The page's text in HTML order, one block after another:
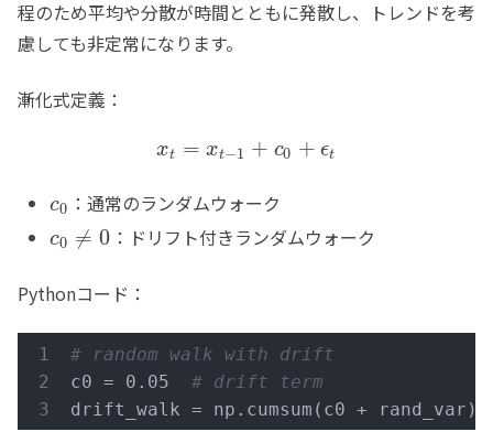
程のため平均や分散が時間とともに発散し、トレンドを考
慮しても非定常になります。
漸化式定義：
xt = xt−1 + c0 + ϵt
c0 ：通常のランダムウォーク
c0 ≠ 0 ：ドリフト付きランダムウォーク
Pythonコード：
# random walk with drift
c0 = 0.05 # drift term
drift_walk = np.cumsum(c0 + rand_var)